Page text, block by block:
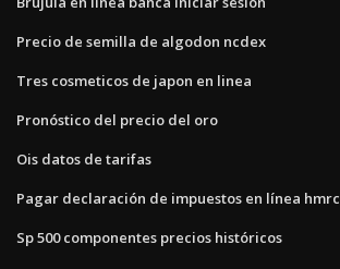
Precio de semilla de algodon ncdex
Tres cosmeticos de japon en linea
Pronóstico del precio del oro
Ois datos de tarifas
Pagar declaración de impuestos en línea hmrc
Sp 500 componentes precios históricos